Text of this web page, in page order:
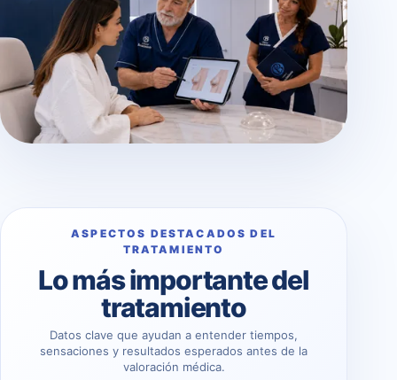
ASPECTOS DESTACADOS DEL
TRATAMIENTO
Lo más importante del
tratamiento
Datos clave que ayudan a entender tiempos,
sensaciones y resultados esperados antes de la
valoración médica.